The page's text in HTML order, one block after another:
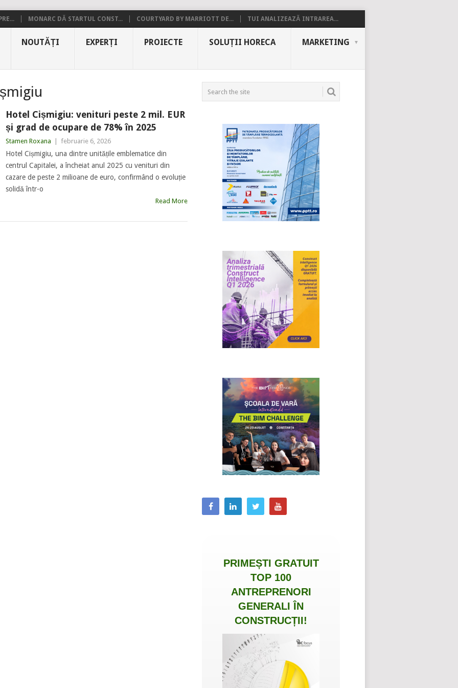
MONARC DĂ STARTUL CONST... COURTYARD BY MARRIOTT DE... TUI ANALIZEAZĂ INTRAREA...
NOUTĂȚI EXPERȚI PROIECTE SOLUȚII HORECA MARKETING
Hotel Cișmigiu: venituri peste 2 mil. EUR
și grad de ocupare de 78% în 2025
Stamen Roxana februarie 6, 2026
Hotel Cișmigiu, una dintre unitățile emblematice din
centrul Capitalei, a încheiat anul 2025 cu venituri din
cazare de peste 2 milioane de euro, confirmând o evoluție
solidă într-o
Read More
PRIMEȘTI GRATUIT
TOP 100
ANTREPRENORI
GENERALI ÎN
CONSTRUCȚII!